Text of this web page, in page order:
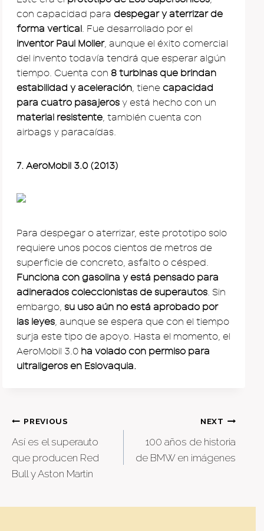
con capacidad para despegar y aterrizar de
forma vertical. Fue desarrollado por el
inventor Paul Moller, aunque el éxito comercial
del invento todavía tendrá que esperar algún
tiempo. Cuenta con 8 turbinas que brindan
estabilidad y aceleración, tiene capacidad
para cuatro pasajeros y está hecho con un
material resistente, también cuenta con
airbags y paracaídas.
7. AeroMobil 3.0 (2013)
Para despegar o aterrizar, este prototipo solo
requiere unos pocos cientos de metros de
superficie de concreto, asfalto o césped.
Funciona con gasolina y está pensado para
adinerados coleccionistas de superautos. Sin
embargo, su uso aún no está aprobado por
las leyes, aunque se espera que con el tiempo
surja este tipo de apoyo. Hasta el momento, el
AeroMobil 3.0 ha volado con permiso para
ultraligeros en Eslovaquia.
Post
navigation
PREVIOUS
Así es el superauto
que producen Red
Bull y Aston Martin
NEXT
100 años de historia
de BMW en imágenes